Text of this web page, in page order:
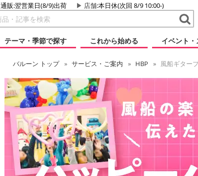
通販:翌営業日(8/9)出荷 店舗:本日休(次回 8/9 10:00-)
テーマ・季節で探す
これから始める イベント
バルーン トップ サービス・ご案内 HBP 風船ギター